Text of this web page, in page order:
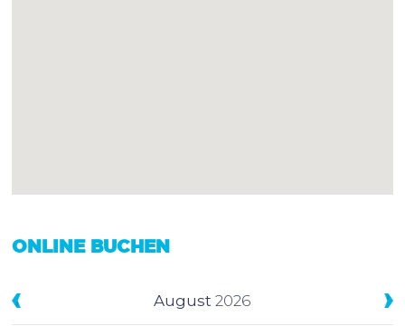
ONLINE BUCHEN
August 2026